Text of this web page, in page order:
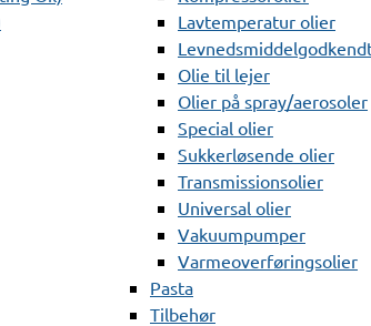
Lavtemperatur olier
Olie til lejer
Olier på spray/aerosoler
Special olier
Sukkerløsende olier
Transmissionsolier
Universal olier
Vakuumpumper
Varmeoverføringsolier
Pasta
Tilbehør